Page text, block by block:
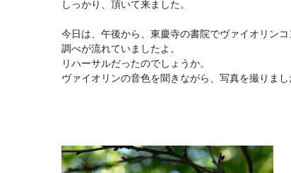
しっかり、頂いて来ました。
今日は、午後から、東慶寺の書院でヴァイオリン
調べが流れていましたよ。
リハーサルだったのでしょうか。
ヴァイオリンの音色を聞きながら、写真を撮りまし